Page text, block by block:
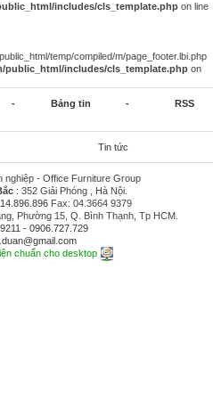
includes/cls_template.php on line
temp/compiled/m/page_footer.lbi.php
includes/cls_template.php on
- Bảng tin - RSS
Tin tức
nghiệp - Office Furniture Group
: 352 Giải Phóng , Hà Nội.
Fax: 04.3664 9379
Phường 15, Q. Bình Thạnh, Tp HCM.
- 0906.727.729
chuẩn cho desktop